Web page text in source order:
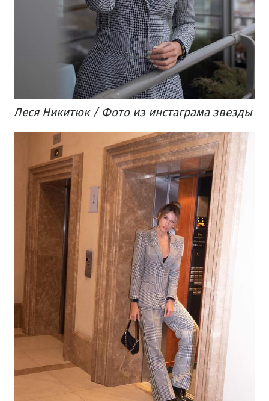
Леся Никитюк / Фото из инстаграма звезды